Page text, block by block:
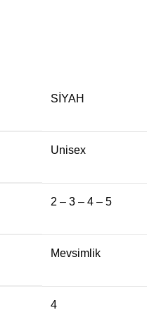
SİYAH
Unisex
2 – 3 – 4 – 5
Mevsimlik
4